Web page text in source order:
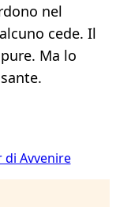
nel
cede. Il
Ma lo
di Avvenire